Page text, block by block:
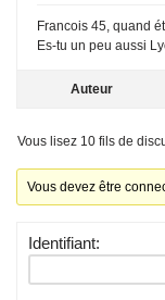
Francois 45, quand
Es-tu un peu aussi
Auteur
Vous lisez 10 fils de
Vous devez être
Identifiant: